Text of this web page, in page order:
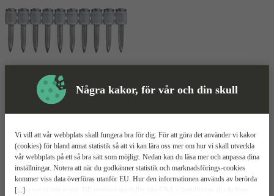
Några kakor, för vår och din skull
[...]
Vi vill att vår webbplats skall fungera bra för dig. För att göra det använder vi kakor
(cookies) för bland annat statistik så att vi kan lära oss mer om hur vi skall utveckla
vår webbplats på ett så bra sätt som möjligt. Nedan kan du läsa mer och anpassa dina
inställningar. Notera att när du godkänner statistik och marknadsförings-cookies
kommer viss data överföras utanför EU. Hur den informationen används av berörda
bolag vet vi inte exakt. Till exempel uppfyller inte USA:s lagstiftning alla de krav
Skyddsutrustning
Spik Mer information
Hilti X-U MX